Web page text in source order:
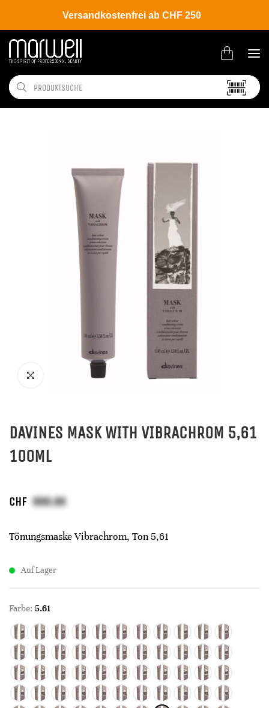
Versandkostenfrei ab CHF 250
Shop Brands Davines Colour
DAVINES MASK WITH VIBRACHROM 5,61
100ML
CHF
Tönungsmaske Vibrachrom, Ton 5,61
Auf Lager
Farbe: 5.61